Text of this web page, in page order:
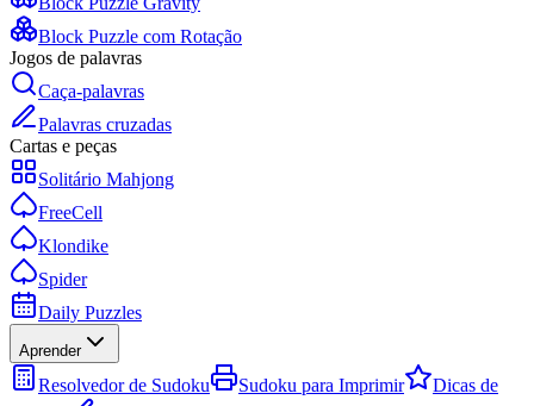
Block Puzzle com Rotação
Jogos de palavras
Caça-palavras
Palavras cruzadas
Cartas e peças
Solitário Mahjong
FreeCell
Klondike
Spider
Daily Puzzles
Aprender
Resolvedor de Sudoku Sudoku para Imprimir
Dicas de